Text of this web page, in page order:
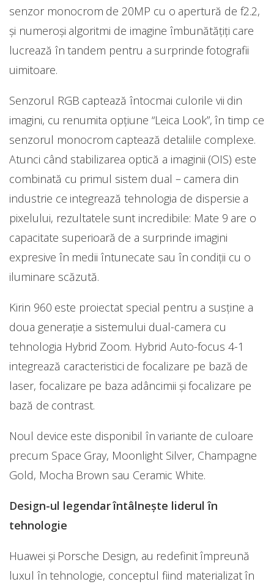
senzor monocrom de 20MP cu o apertură de f2.2,
și numeroși algoritmi de imagine îmbunătățiți care
lucrează în tandem pentru a surprinde fotografii
uimitoare.
Senzorul RGB captează întocmai culorile vii din
imagini, cu renumita opțiune “Leica Look”, în timp ce
senzorul monocrom captează detaliile complexe.
Atunci când stabilizarea optică a imaginii (OIS) este
combinată cu primul sistem dual – camera din
industrie ce integrează tehnologia de dispersie a
pixelului, rezultatele sunt incredibile: Mate 9 are o
capacitate superioară de a surprinde imagini
expresive în medii întunecate sau în condiții cu o
iluminare scăzută.
Kirin 960 este proiectat special pentru a susține a
doua generație a sistemului dual-camera cu
tehnologia Hybrid Zoom. Hybrid Auto-focus 4-1
integrează caracteristici de focalizare pe bază de
laser, focalizare pe baza adâncimii și focalizare pe
bază de contrast.
Noul device este disponibil în variante de culoare
precum Space Gray, Moonlight Silver, Champagne
Gold, Mocha Brown sau Ceramic White.
Design-ul legendar întâlnește liderul în
tehnologie
Huawei și Porsche Design, au redefinit împreună
luxul în tehnologie, conceptul fiind materializat în